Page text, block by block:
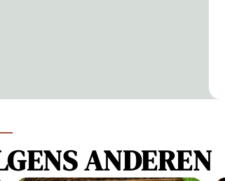
ANDEREN